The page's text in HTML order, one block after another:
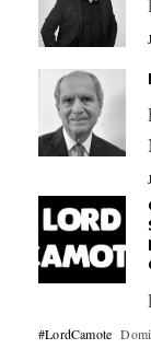
#LordCamote